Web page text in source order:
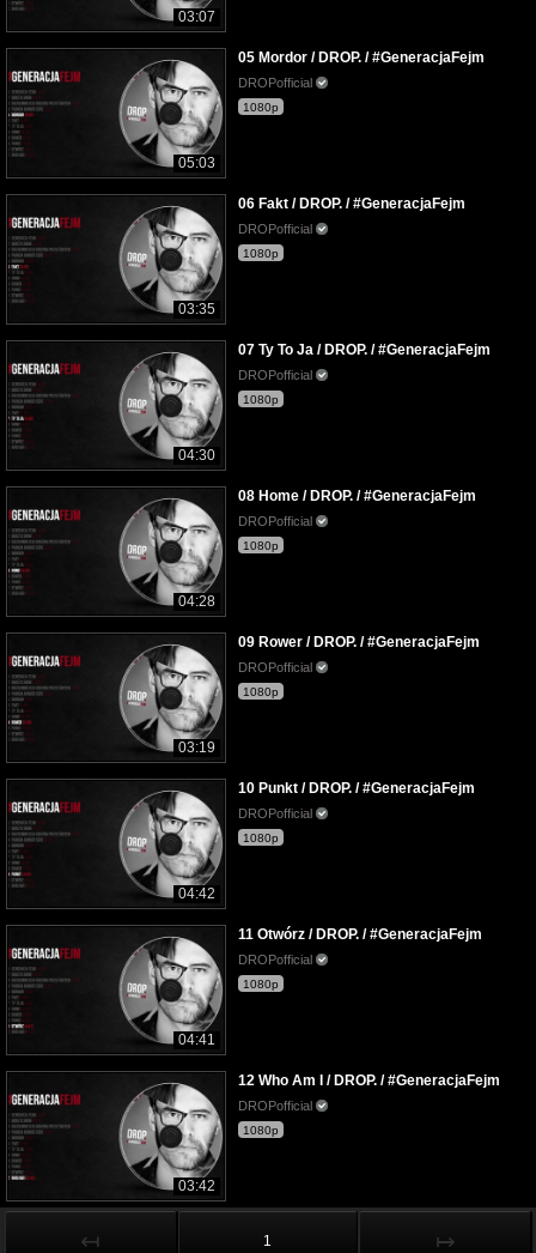
03:07
05:03
05 Mordor / DROP. / #GeneracjaFejm
DROPofficial
1080p
03:35
06 Fakt / DROP. / #GeneracjaFejm
DROPofficial
1080p
04:30
07 Ty To Ja / DROP. / #GeneracjaFejm
DROPofficial
1080p
04:28
08 Home / DROP. / #GeneracjaFejm
DROPofficial
1080p
03:19
09 Rower / DROP. / #GeneracjaFejm
DROPofficial
1080p
04:42
10 Punkt / DROP. / #GeneracjaFejm
DROPofficial
1080p
04:41
11 Otwórz / DROP. / #GeneracjaFejm
DROPofficial
1080p
03:42
12 Who Am I / DROP. / #GeneracjaFejm
DROPofficial
1080p
↤ 1 ↦